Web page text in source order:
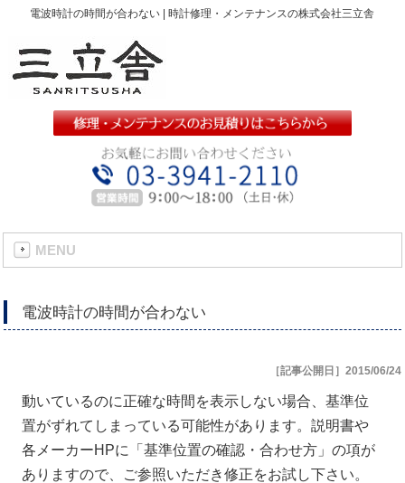
電波時計の時間が合わない | 時計修理・メンテナンスの株式会社三立舎
MENU
電波時計の時間が合わない
［記事公開日］2015/06/24
動いているのに正確な時間を表示しない場合、基準位
置がずれてしまっている可能性があります。説明書や
各メーカーHPに「基準位置の確認・合わせ方」の項が
ありますので、ご参照いただき修正をお試し下さい。